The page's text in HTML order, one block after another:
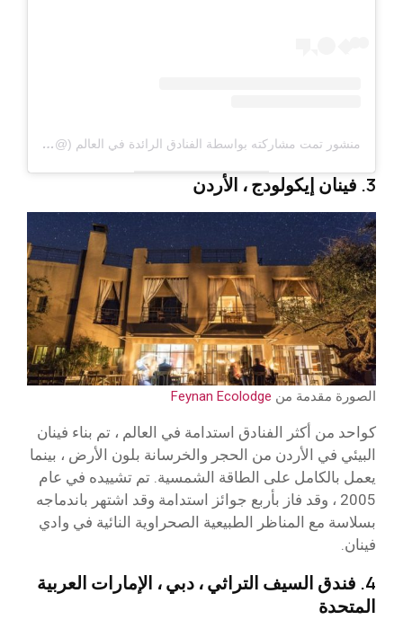
منشور تمت مشاركته بواسطة الفنادق الرائدة في العالم (@LEADINGHOTELSOFTHEWORLD)
3. فينان إيكولودج ، الأردن
الصورة مقدمة من Feynan Ecolodge
كواحد من أكثر الفنادق استدامة في العالم ، تم بناء فينان
البيئي في الأردن من الحجر والخرسانة بلون الأرض ، بينما
يعمل بالكامل على الطاقة الشمسية. تم تشييده في عام
2005 ، وقد فاز بأربع جوائز استدامة وقد اشتهر باندماجه
بسلاسة مع المناظر الطبيعية الصحراوية النائية في وادي
فينان.
4. فندق السيف التراثي ، دبي ، الإمارات العربية
المتحدة